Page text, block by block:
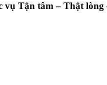
Tận tâm – Thật